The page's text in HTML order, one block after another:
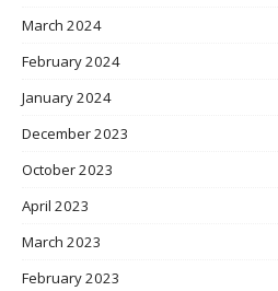
March 2024
February 2024
January 2024
December 2023
October 2023
April 2023
March 2023
February 2023